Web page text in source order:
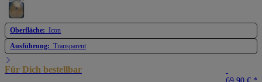
Oberfläche: Icon
Ausführung: Transparent
Für Dich bestellbar